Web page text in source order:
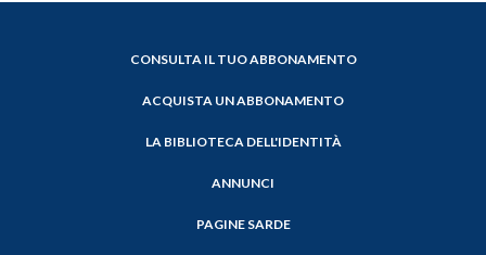
CONSULTA IL TUO ABBONAMENTO
ACQUISTA UN ABBONAMENTO
LA BIBLIOTECA DELL'IDENTITÀ
ANNUNCI
PAGINE SARDE